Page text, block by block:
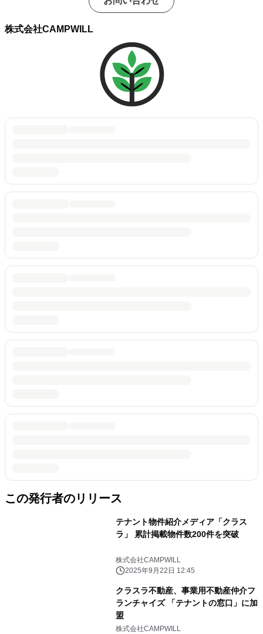
株式会社CAMPWILL
この発行者のリリース
テナント物件紹介メディア「クラス
ラ」 累計掲載物件数200件を突破
株式会社CAMPWILL
2025年9月22日 12:45
クラスラ不動産、事業用不動産仲介フ
ランチャイズ 「テナントの窓口」に加
盟
株式会社CAMPWILL